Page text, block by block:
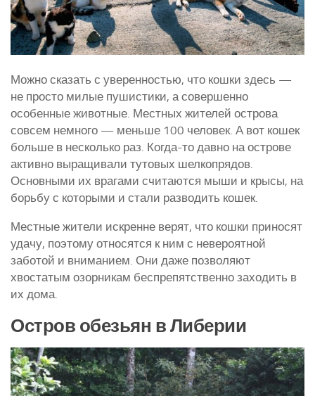
Можно сказать с уверенностью, что кошки здесь —
не просто милые пушистики, а совершенно
особенные животные. Местных жителей острова
совсем немного — меньше 100 человек. А вот кошек
больше в несколько раз. Когда-то давно на острове
активно выращивали тутовых шелкопрядов.
Основными их врагами считаются мыши и крысы, на
борьбу с которыми и стали разводить кошек.
Местные жители искренне верят, что кошки приносят
удачу, поэтому относятся к ним с невероятной
заботой и вниманием. Они даже позволяют
хвостатым озорникам беспрепятственно заходить в
их дома.
Остров обезьян в Либерии